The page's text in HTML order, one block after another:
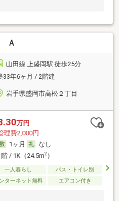
Ａ
山田線 上盛岡駅 徒歩25分
33年6ヶ月 / 2階建
岩手県盛岡市高松２丁目
万円
理費2,000円
1ヶ月
なし
階 / 1K（24.5m2）
一人暮らし
バス・トイレ別
ターネット無料 エアコン付き